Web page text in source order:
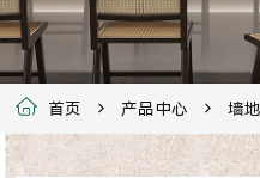
首页 产品中心 墙